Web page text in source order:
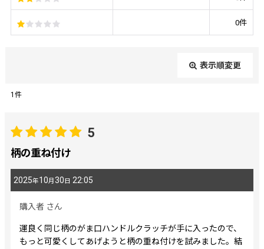
0件
表示順変更
期間:
画像
星の数:
1 件
5
柄の重ね付け
2025年10月 30 日 22:05
購入者 さん
運良く同じ柄のがま口ハンドルクラッチが手に入ったので、
もっと可愛くしてあげようと柄の重ね付けを試みました。結